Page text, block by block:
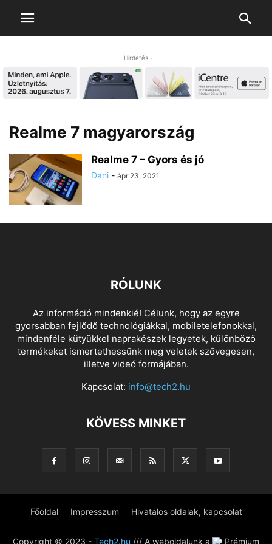
- Hirdetés -
Realme 7 magyarország
Realme 7 – Gyors és jó
Dani - ápr 23, 2021
RÓLUNK
Az információ mindenkié! Célunk, hogy az egyre
gyorsabban fejlődő technológiákkal, mobiletelefonokkal,
mindenféle kütyükkel naprakészek legyetek, különböző
termékeket ismertethessünk meg veletek szövegesen,
illetve videó formájában.
Kapcsolat: info@tech2.hu
KÖVESS MINKET
Főoldal Impresszum Hivatalos oldalak, kapcsolat
Copyright © 2023 - Tech2.hu /// A weboldalunk a Prémium